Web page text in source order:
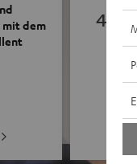
dem
4.88